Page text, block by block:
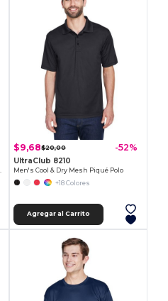
$9,68$20,00 -52%
UltraClub 8210
Men's Cool & Dry Mesh Piqué Polo
+18 Colores
Agregar al Carrito